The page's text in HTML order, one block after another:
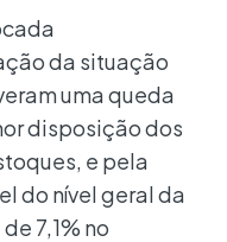
da situação
uma queda
disposição dos
e pela
do nível geral da
7,1% no